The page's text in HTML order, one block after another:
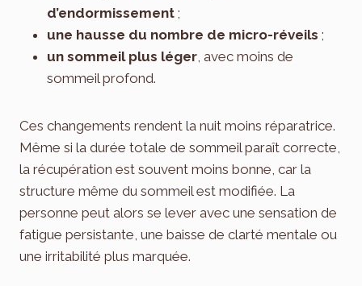
d’endormissement ;
une hausse du nombre de micro-réveils ;
un sommeil plus léger , avec moins de
sommeil profond.
Ces changements rendent la nuit moins réparatrice.
Même si la durée totale de sommeil paraît correcte,
la récupération est souvent moins bonne, car la
structure même du sommeil est modifiée. La
personne peut alors se lever avec une sensation de
fatigue persistante, une baisse de clarté mentale ou
une irritabilité plus marquée.